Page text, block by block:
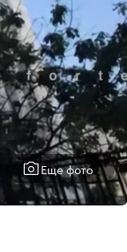
Еще фото